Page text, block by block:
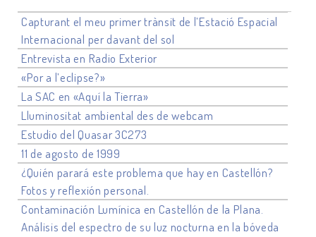
Capturant el meu primer trànsit de l’Estació Espacial
Internacional per davant del sol
Entrevista en Radio Exterior
«Por a l’eclipse?»
La SAC en «Aquí la Tierra»
Lluminositat ambiental des de webcam
Estudio del Quasar 3C273
11 de agosto de 1999
¿Quién parará este problema que hay en Castellón?
Fotos y reflexión personal.
Contaminación Lumínica en Castellón de la Plana.
Análisis del espectro de su luz nocturna en la bóveda